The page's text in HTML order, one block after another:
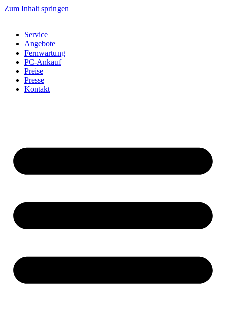
Zum Inhalt springen
Service
Angebote
Fernwartung
PC-Ankauf
Preise
Presse
Kontakt